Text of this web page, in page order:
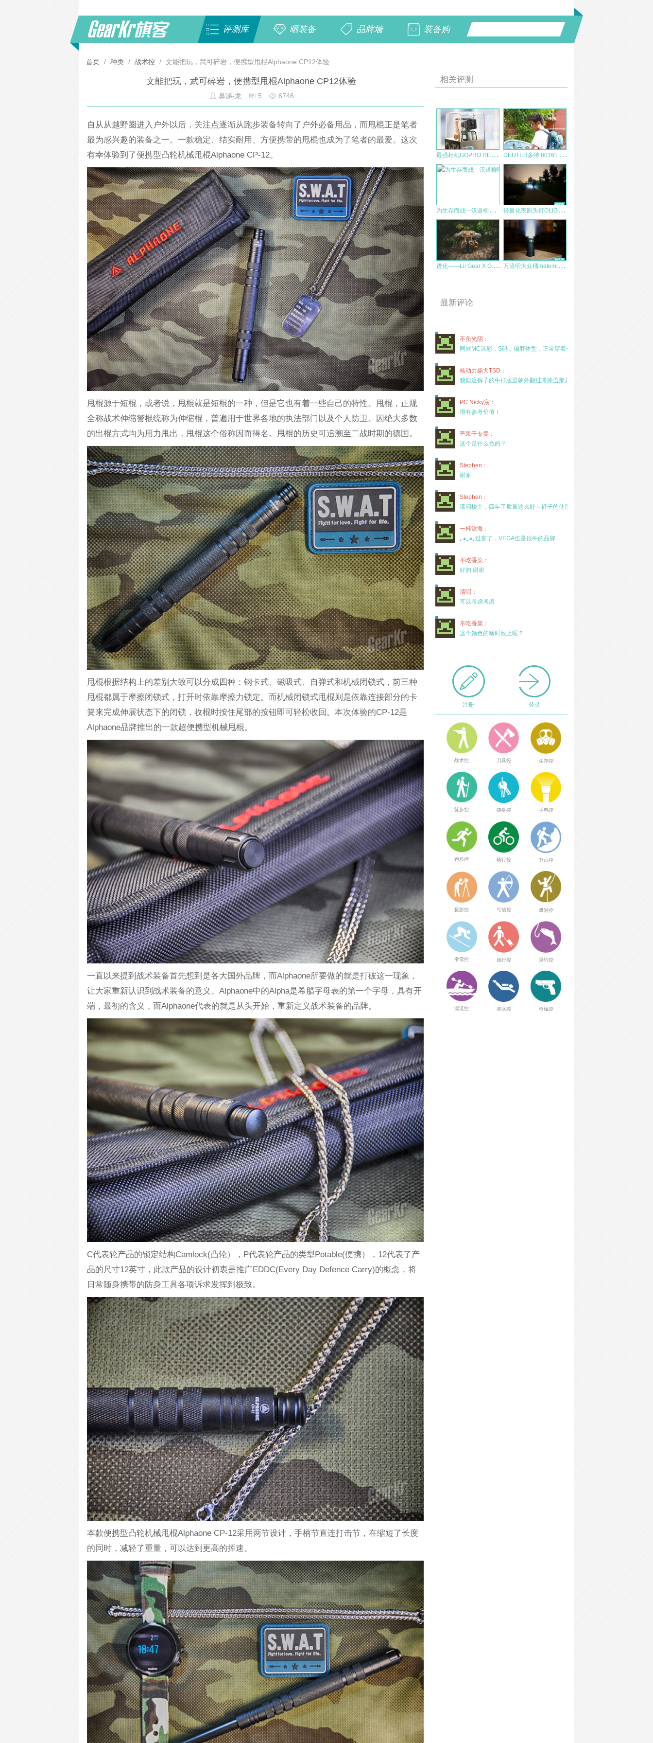
评测库 晒装备 品牌墙 装备购
首页 / 种类 / 战术控 / 文能把玩，武可碎岩，便携型甩棍Alphaone CP12体验
文能把玩，武可碎岩，便携型甩棍Alphaone CP12体验
鼻涕-龙 5 6746
自从从越野圈进入户外以后，关注点逐渐从跑步装备转向了户外必备用品，而甩棍正是笔者
最为感兴趣的装备之一。一款稳定、结实耐用、方便携带的甩棍也成为了笔者的最爱。这次
有幸体验到了便携型凸轮机械甩棍Alphaone CP-12。
甩棍源于短棍，或者说，甩棍就是短棍的一种，但是它也有着一些自己的特性。甩棍，正规
全称战术伸缩警棍统称为伸缩棍，普遍用于世界各地的执法部门以及个人防卫。因绝大多数
的出棍方式均为用力甩出，甩棍这个俗称因而得名。甩棍的历史可追溯至二战时期的德国。
甩棍根据结构上的差别大致可以分成四种：钢卡式、磁吸式、自弹式和机械闭锁式，前三种
甩棍都属于摩擦闭锁式，打开时依靠摩擦力锁定。而机械闭锁式甩棍则是依靠连接部分的卡
簧来完成伸展状态下的闭锁，收棍时按住尾部的按钮即可轻松收回。本次体验的CP-12是
Alphaone品牌推出的一款超便携型机械甩棍。
一直以来提到战术装备首先想到是各大国外品牌，而Alphaone所要做的就是打破这一现象，
让大家重新认识到战术装备的意义。Alphaone中的Alpha是希腊字母表的第一个字母，具有开
端，最初的含义，而Alphaone代表的就是从头开始，重新定义战术装备的品牌。
C代表轮产品的锁定结构Camlock(凸轮），P代表轮产品的类型Potable(便携），12代表了产
品的尺寸12英寸，此款产品的设计初衷是推广EDDC(Every Day Defence Carry)的概念，将
日常随身携帯的防身工具各项诉求发挥到极致。
本款便携型凸轮机械甩棍Alphaone CP-12采用两节设计，手柄节直连打击节，在缩短了长度
的同时，减轻了重量，可以达到更高的挥速。
相关评测
最
强相机GOPRO HERO3+ Black Edition开箱 D
EUTER多特 80161 Creed 日常休闲背包 户外包测评
为
生存而战—汉道柳叶战术砍刀测评 轻
量化夜跑头灯OLIGHT HS2多图夜射测试LL0899出品
进
化——Lii Gear X G.I. “丛林勇士”复古背包 万
流明大众桶mateminco mt18透镜小杀手入手大评LL0899出品
最新评论
不负光阴：
同款MC迷彩，S码，偏胖体型，正常穿着一年半，没
核动力柴犬TSD：
貌似这裤子的牛仔版里朝外翻过来膝盖那儿有放护膝的
PC Nicky宸：
很有参考价值！
芒果干专卖：
这个是什么色的？
Stephen：
谢谢
Stephen：
请问楼主，四年了质量这么好～裤子的使用率高吗？
一杯滄海：
｡◕‿◕｡过誉了，VEGA也是很牛的品牌
不吃香菜：
好的 谢谢
清唱：
可以考虑考虑
不吃香菜：
这个颜色的啥时候上呢？
注册 登录
战术控 刀具控 生存控
徒步控 随身控 手电控
跑步控 骑行控 登山控
摄影控 弓箭控 攀岩控
滑雪控 旅行控 垂钓控
漂流控 潜水控 枪械控